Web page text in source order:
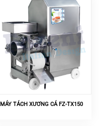
MÁY TÁCH XƯƠNG CÁ FZ-TX150